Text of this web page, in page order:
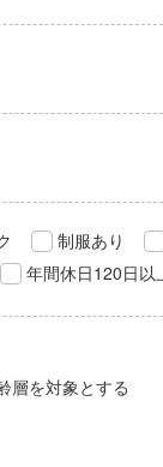
制服あり
年間休日120日以
層を対象とする